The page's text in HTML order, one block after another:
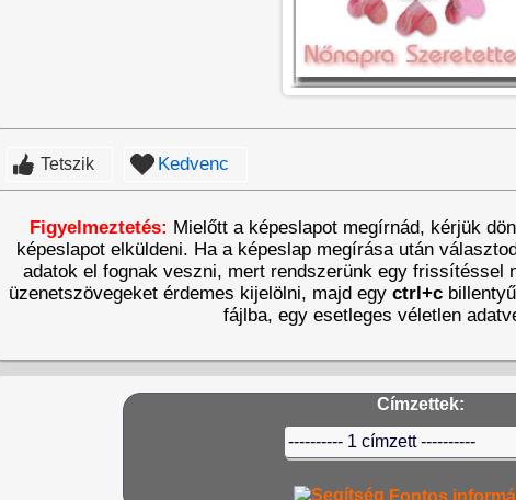
Tetszik Kedvenc
Figyelmeztetés: Mielőtt a képeslapot megírnád, kérjük
képeslapot elküldeni. Ha a képeslap megírása után
adatok el fognak veszni, mert rendszerünk egy frissítéssel
üzenetszövegeket érdemes kijelölni, majd egy ctrl+c
fájlba, egy esetleges véletlen
Címzettek: